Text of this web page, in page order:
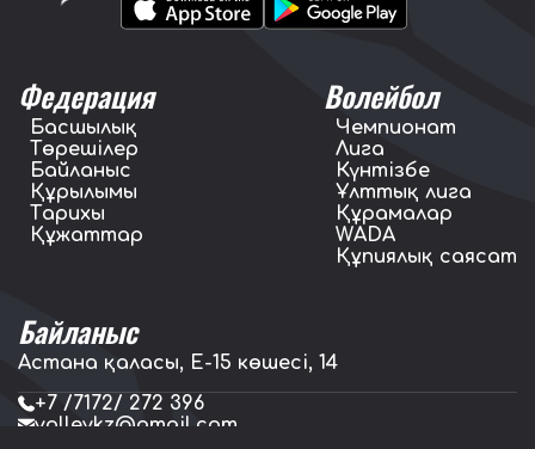
Федерация
Басшылық
Төрешілер
Байланыс
Құрылымы
Тарихы
Құжаттар
Волейбол
Чемпионат
Лига
Күнтізбе
Ұлттық лига
Құрамалар
WADA
Құпиялық саясат
Байланыс
Астана қаласы, E-15 көшесі, 14
+7 /7172/ 272 396
volleykz@gmail.com